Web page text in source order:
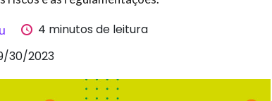
4 minutos de leitura
30/2023